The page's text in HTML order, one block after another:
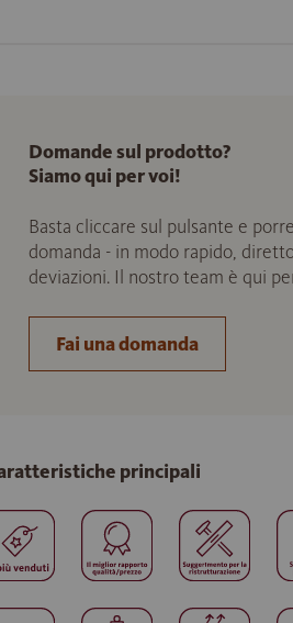
Domande sul prodotto?
Siamo qui per voi!
Basta cliccare sul pulsante e
domanda - in modo rapido,
deviazioni. Il nostro team è qui
Fai una domanda
principali